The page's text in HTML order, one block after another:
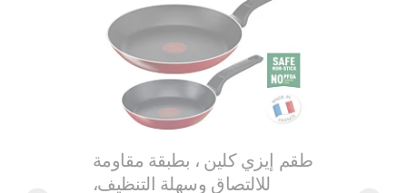
طقم إيزي كلين ، بطبقة مقاومة
للالتصاق وسهلة التنظيف،